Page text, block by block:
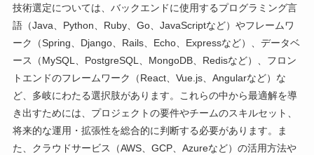
技術選定については、バックエンドに使用するプログラミング言
語（Java、Python、Ruby、Go、JavaScriptなど）やフレームワ
ーク（Spring、Django、Rails、Echo、Expressなど）、データベ
ース（MySQL、PostgreSQL、MongoDB、Redisなど）、フロン
トエンドのフレームワーク（React、Vue.js、Angularなど）な
ど、多岐にわたる選択肢があります。これらの中から最適解を導
き出すためには、プロジェクトの要件やチームのスキルセット、
将来的な運用・拡張性を総合的に判断する必要があります。ま
た、クラウドサービス（AWS、GCP、Azureなど）の活用方法や